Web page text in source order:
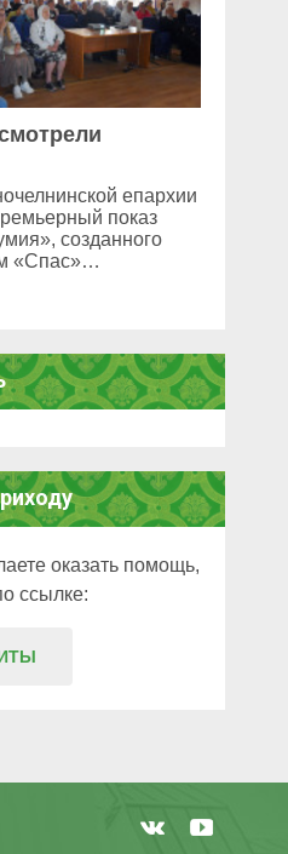
епархии
показ
созданного
«Спас»…
оказать помощь,
ссылке: